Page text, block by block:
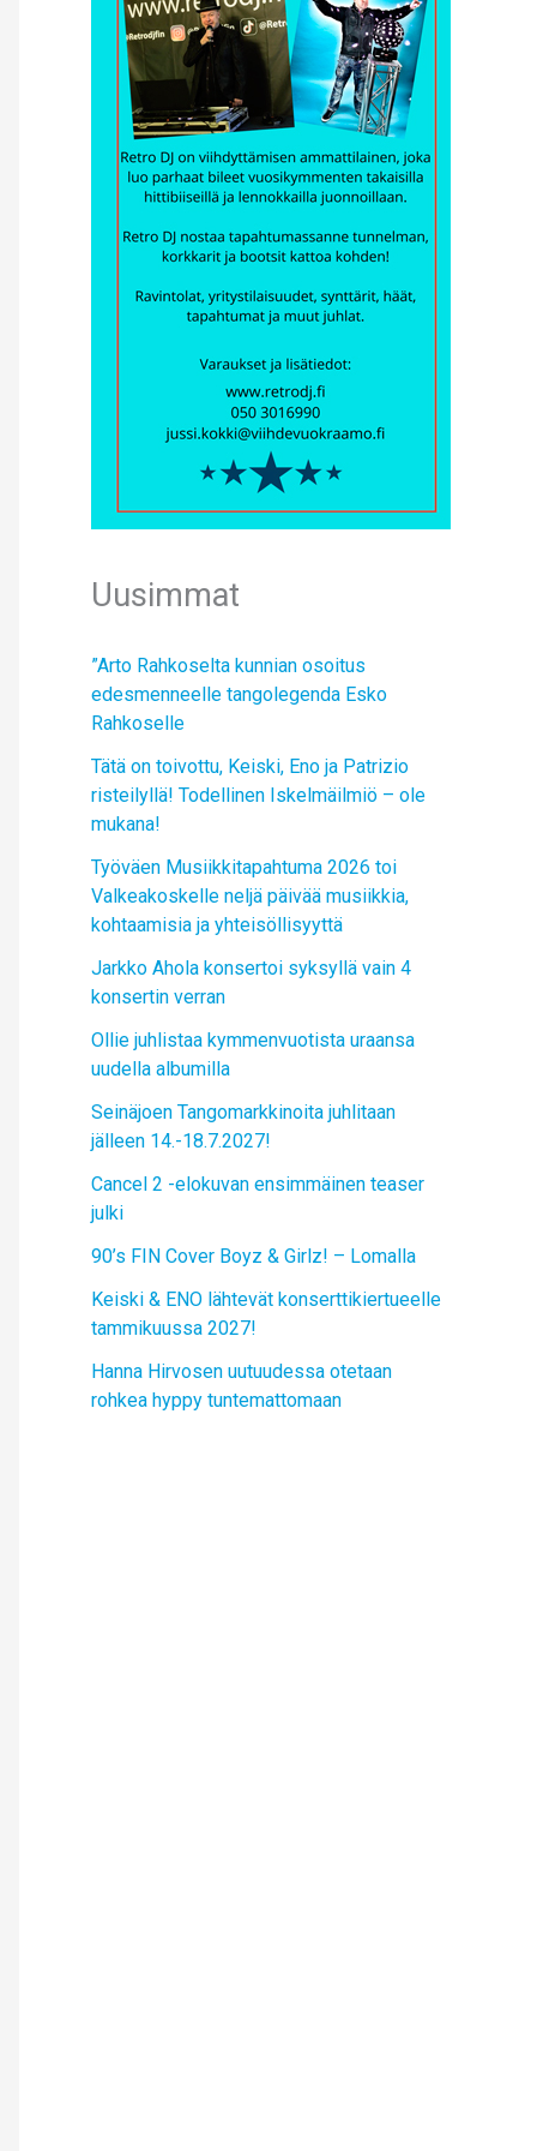
Uusimmat
”Arto Rahkoselta kunnian osoitus
edesmenneelle tangolegenda Esko
Rahkoselle
Tätä on toivottu, Keiski, Eno ja Patrizio
risteilyllä! Todellinen Iskelmäilmiö – ole
mukana!
Työväen Musiikkitapahtuma 2026 toi
Valkeakoskelle neljä päivää musiikkia,
kohtaamisia ja yhteisöllisyyttä
Jarkko Ahola konsertoi syksyllä vain 4
konsertin verran
Ollie juhlistaa kymmenvuotista uraansa
uudella albumilla
Seinäjoen Tangomarkkinoita juhlitaan
jälleen 14.-18.7.2027!
Cancel 2 -elokuvan ensimmäinen teaser
julki
90’s FIN Cover Boyz & Girlz! – Lomalla
Keiski & ENO lähtevät konserttikiertueelle
tammikuussa 2027!
Hanna Hirvosen uutuudessa otetaan
rohkea hyppy tuntemattomaan